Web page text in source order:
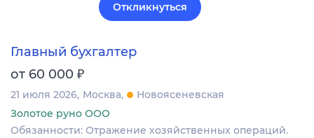
Откликнуться
Главный бухгалтер
от 60 000 ₽
21 июля 2026 Москва
Новоясеневская
Золотое руно ООО
Обязанности: Отражение хозяйственных операций.